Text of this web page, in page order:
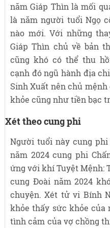
năm Giáp Thìn là mối
là năm người tuổi Ngọ
nào mới. Với những
Giáp Thìn chủ về bản
cũng khó có thể thu
cạnh đó ngũ hành địa
Sinh Xuất nên chủ
khỏe cũng như tiền bạc
Xét theo cung phi
Người tuổi này cung
năm 2024 cung phi
ứng với khí Tuyệt Mệnh:
cung Đoài năm 2024
chuyện. Xét tử vi Bính
khỏe thấy sức khỏe của
tình cảm của vợ chồng